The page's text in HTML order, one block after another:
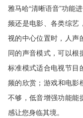
雅马哈“清晰语音”功能
频还是电影、各类综艺
视的中心位置时，人声
同的声音模式，可以根
标准模式适合电视节目
频的欣赏；游戏和电影
不够，低音增强功能能
感让您身临其境。